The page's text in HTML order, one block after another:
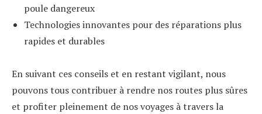
poule dangereux
Technologies innovantes pour des réparations plus
rapides et durables
En suivant ces conseils et en restant vigilant, nous
pouvons tous contribuer à rendre nos routes plus sûres
et profiter pleinement de nos voyages à travers la